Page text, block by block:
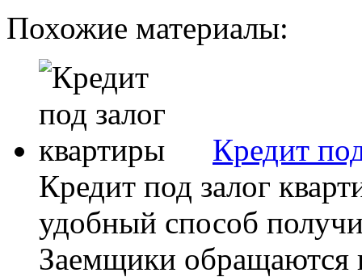
Похожие материалы:
Кредит
Кредит под залог
удобный способ
Заемщики обращаются